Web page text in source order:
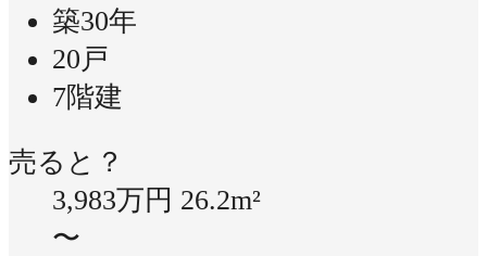
築30年
20戸
7階建
売ると？
3,983万円 26.2m²
〜